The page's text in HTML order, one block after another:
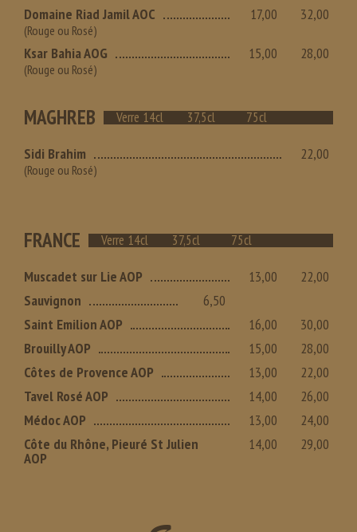
Domaine Riad Jamil AOC
17,00 32,00
(Rouge ou Rosé)
Ksar Bahia AOG 15,00 28,00
(Rouge ou Rosé)
MAGHREB Verre 14cl 37,5cl 75cl
Sidi Brahim 22,00
(Rouge ou Rosé)
FRANCE Verre 14cl 37,5cl 75cl
Muscadet sur Lie AOP 13,00
22,00
Sauvignon
6,50
Saint Emilion AOP
16,00
30,00
Brouilly AOP
15,00
28,00
Côtes de Provence AOP
13,00
22,00
Tavel Rosé AOP
14,00
26,00
Médoc AOP
13,00
24,00
Côte du Rhône, Pieuré St Julien
AOP
14,00 29,00